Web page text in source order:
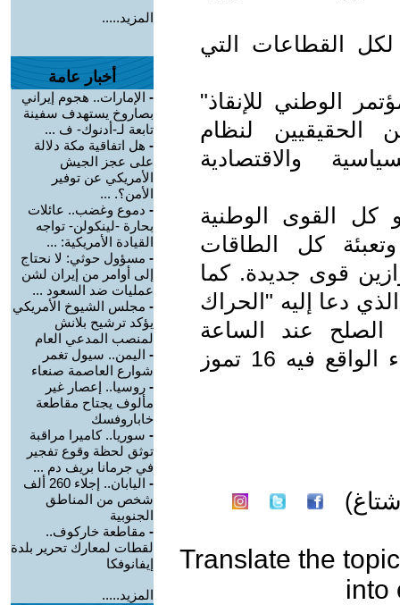
القطاعات التي
الوطني للإنقاذ"
الحقيقيين لنظام
والاقتصادية
كل القوى الوطنية
وتعبئة كل الطاقات
قوى جديدة. كما
دعا إليه "الحراك
عند الساعة
الخامسة من بعد ظهر يوم غد الثلاثاء الواقع فيه 16 تموز
Translate the topic
into
المزيد.....
أخبار عامة
- الإمارات.. هجوم إيراني
بصاروخ يستهدف سفينة
تابعة لـ-أدنوك- ف ...
- هل اتفاقية مكة دلالة
على عجز الجيش
الأمريكي عن توفير
الأمن؟. ...
- دموع وغضب.. عائلات
بحارة -لينكولن- تواجه
القيادة الأمريكية: ...
- مسؤول حوثي: لا نحتاج
إلى أوامر من إيران لشن
عمليات ضد السعود ...
- مجلس الشيوخ الأمريكي
يؤكد ترشيح بلانش
لمنصب المدعي العام
- اليمن.. سيول تغمر
شوارع العاصمة صنعاء
- روسيا.. إعصار غير
مألوف يجتاح مقاطعة
خاباروفسك
- سوريا.. كاميرا مراقبة
توثق لحظة وقوع تفجير
في جرمانا بريف دم ...
-
اليابان.. إجلاء 260 ألف
شخص من المناطق
الجنوبية
- مقاطعة خاركوف..
لقطات لمعارك تحرير بلدة
إيفانوفكا
المزيد.....